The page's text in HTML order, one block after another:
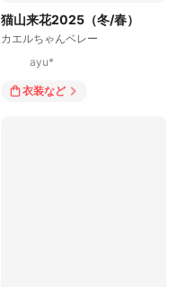
猫山来花2025（冬/春）
カエルちゃんベレー
ayu*
衣装など